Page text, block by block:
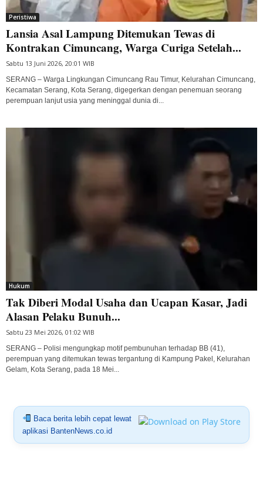
Peristiwa
Lansia Asal Lampung Ditemukan Tewas di
Kontrakan Cimuncang, Warga Curiga Setelah...
Sabtu 13 Juni 2026, 20:01 WIB
SERANG – Warga Lingkungan Cimuncang Rau Timur, Kelurahan Cimuncang,
Kecamatan Serang, Kota Serang, digegerkan dengan penemuan seorang
perempuan lanjut usia yang meninggal dunia di...
Hukum
Tak Diberi Modal Usaha dan Ucapan Kasar, Jadi
Alasan Pelaku Bunuh...
Sabtu 23 Mei 2026, 01:02 WIB
SERANG – Polisi mengungkap motif pembunuhan terhadap BB (41),
perempuan yang ditemukan tewas tergantung di Kampung Pakel, Kelurahan
Gelam, Kota Serang, pada 18 Mei...
Baca berita lebih cepat lewat
aplikasi BantenNews.co.id